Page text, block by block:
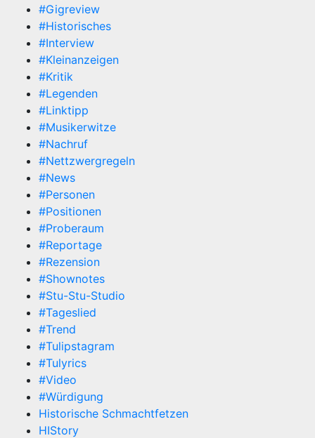
#Gigreview
#Historisches
#Interview
#Kleinanzeigen
#Kritik
#Legenden
#Linktipp
#Musikerwitze
#Nachruf
#Nettzwergregeln
#News
#Personen
#Positionen
#Proberaum
#Reportage
#Rezension
#Shownotes
#Stu-Stu-Studio
#Tageslied
#Trend
#Tulipstagram
#Tulyrics
#Video
#Würdigung
Historische Schmachtfetzen
HIStory